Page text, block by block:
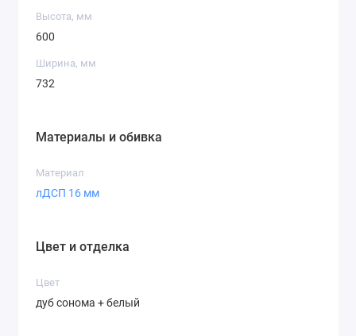
Высота, мм
600
Ширина, мм
732
Материалы и обивка
Материал
лДСП 16 мм
Цвет и отделка
Цвет
дуб сонома + белый